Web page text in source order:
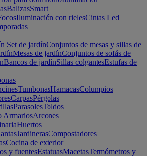
BalizasSmart
Iluminación con rielesCintas Led
Set de jardínConjuntos de mesas y sillas de
Mesas de jardínConjuntos de sofás de
Bancos de jardínSillas colgantesEstufas de
TumbonasHamacasColumpios
CarpasPérgolas
ParasolesToldos
ArmariosArcones
Huertos
JardinerasCompostadores
Cocina de exterior
y fuentesEstatuasMacetasTermómetros y